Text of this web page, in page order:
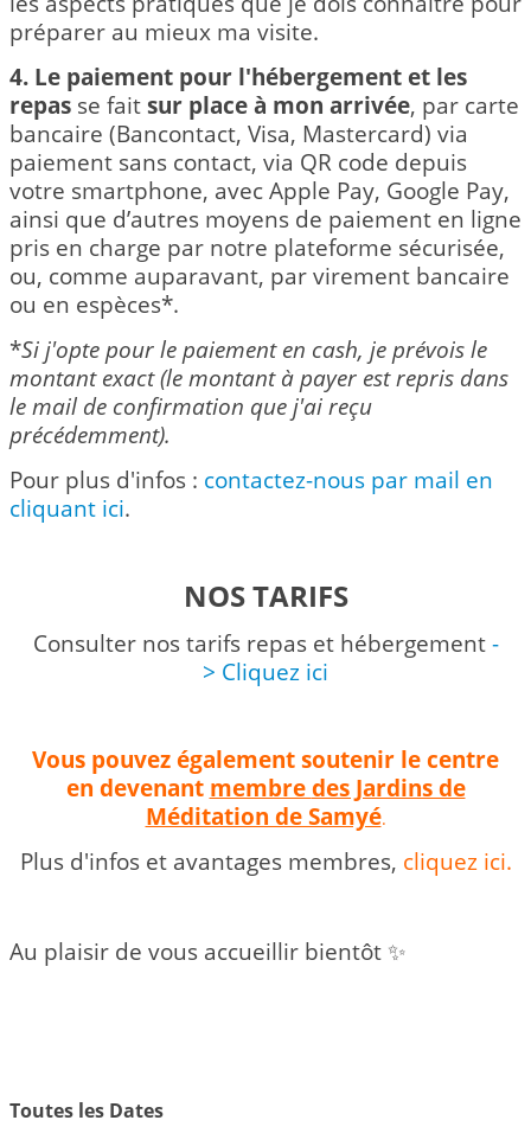
préparer au mieux ma visite.
4. Le paiement pour l'hébergement et les
repas se fait sur place à mon arrivée, par carte
bancaire (Bancontact, Visa, Mastercard) via
paiement sans contact, via QR code depuis
votre smartphone, avec Apple Pay, Google Pay,
ainsi que d’autres moyens de paiement en ligne
pris en charge par notre plateforme sécurisée,
ou, comme auparavant, par virement bancaire
ou en espèces*.
*Si j'opte pour le paiement en cash, je prévois le
montant exact (le montant à payer est repris dans
le mail de confirmation que j'ai reçu
précédemment).
Pour plus d'infos : contactez-nous par mail en
cliquant ici.
NOS TARIFS
Consulter nos tarifs repas et hébergement -
> Cliquez ici
Vous pouvez également soutenir le centre
en devenant membre des Jardins de
Méditation de Samyé.
Plus d'infos et avantages membres, cliquez ici.
Au plaisir de vous accueillir bientôt ✨
Toutes les Dates